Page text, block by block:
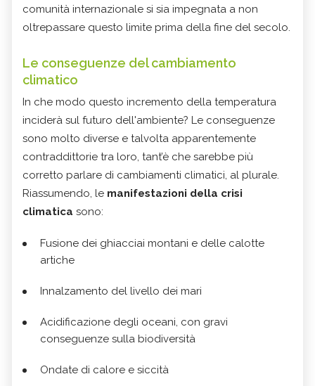
comunità internazionale si sia impegnata a non
oltrepassare questo limite prima della fine del secolo.
Le conseguenze del cambiamento
climatico
In che modo questo incremento della temperatura
inciderà sul futuro dell'ambiente? Le conseguenze
sono molto diverse e talvolta apparentemente
contraddittorie tra loro, tant’è che sarebbe più
corretto parlare di cambiamenti climatici, al plurale.
Riassumendo, le manifestazioni della crisi
climatica sono:
Fusione dei ghiacciai montani e delle calotte
artiche
Innalzamento del livello dei mari
Acidificazione degli oceani, con gravi
conseguenze sulla biodiversità
Ondate di calore e siccità